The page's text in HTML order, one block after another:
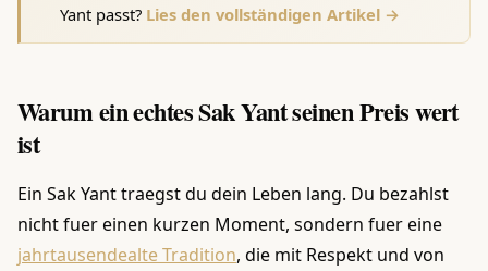
Yant passt? Lies den vollständigen Artikel →
Warum ein echtes Sak Yant seinen Preis wert
ist
Ein Sak Yant traegst du dein Leben lang. Du bezahlst
nicht fuer einen kurzen Moment, sondern fuer eine
jahrtausendealte Tradition, die mit Respekt und von